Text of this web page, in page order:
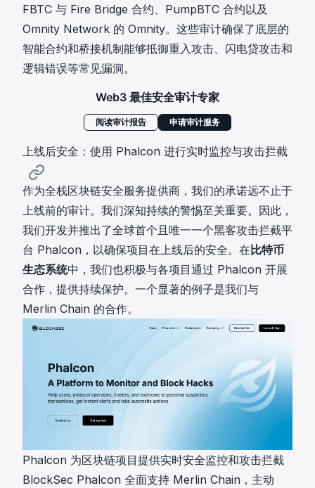
FBTC 与 Fire Bridge 合约、 PumpBTC 合约以及
Omnity Network 的 Omnity。这些审计确保了底层的
智能合约和桥接机制能够抵御重入攻击、闪电贷攻击和
逻辑错误等常见漏洞。
Web3 最佳安全审计专家
阅读审计报告 申请审计服务
上线后安全：使用 Phalcon 进行实时监控与攻击拦截
作为全栈区块链安全服务提供商，我们的承诺远不止于
上线前的审计。我们深知持续的警惕至关重要。因此，
我们开发并推出了全球首个且唯一一个黑客攻击拦截平
台 Phalcon ，以确保项目在上线后的安全。在 比特币
生态系统中，我们也积极与各项目通过 Phalcon 开展
合作，提供持续保护。一个显著的例子是我们与
Merlin Chain 的合作。
Phalcon 为区块链项目提供实时安全监控和攻击拦截
BlockSec Phalcon 全面支持 Merlin Chain，主动